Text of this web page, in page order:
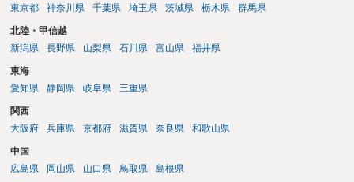
東京都
神奈川県 千葉県 埼玉県 茨城県 栃木県 群馬県
北陸・甲信越
新潟県
長野県 山梨県 石川県 富山県 福井県
東海
愛知県
静岡県 岐阜県 三重県
関西
大阪府
兵庫県 京都府 滋賀県 奈良県 和歌山県
中国
広島県
岡山県 山口県 鳥取県 島根県